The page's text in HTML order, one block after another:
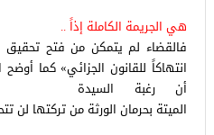
هي الجريمة الكاملة إذاً ..
فالقضاء لم يتمكن من فتح تحقيق
انتهاكاً للقانون الجزائي»كما أوضح
أن رغبة السيدة
الميتة بحرمان الورثة من تركتها لن